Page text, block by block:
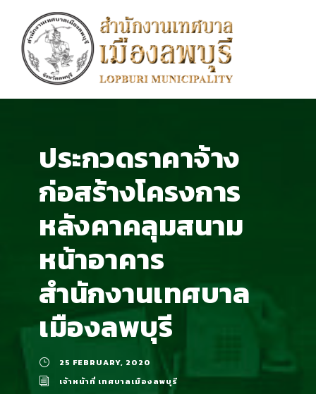
ประกวดราคาจ้าง
ก่อสร้างโครงการ
หลังคาคลุมสนาม
หน้าอาคาร
สำนักงานเทศบาล
เมืองลพบุรี
25 FEBRUARY, 2020
เจ้าหน้าที่ เทศบาลเมืองลพบุรี